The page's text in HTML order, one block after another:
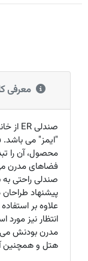
معرفی
صندلیERاز
"ایمز" می‌
محصول، آن را
فضاهای مدرن
صندلی راحتی
پیشنهاد
علاوه بر
انتظار نیز
مدرن بودنش می
هتل‌ و همچنین